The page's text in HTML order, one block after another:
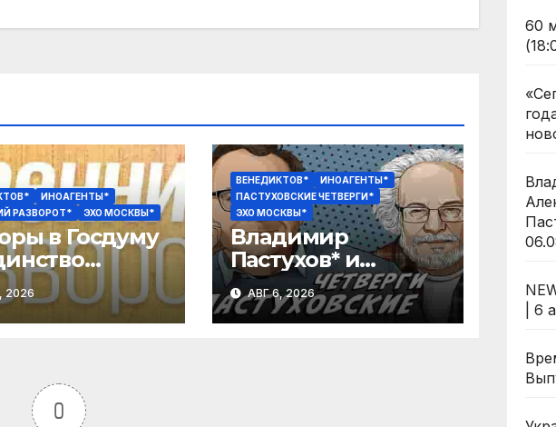
ИНОАГЕНТЫ*
РАЗВОРОТ*
ЭХО МОСКВЫ*
в Госдуму
Как
в
2026
ВЕНЕДИКТОВ*
ИНОАГЕНТЫ*
ПАСТУХОВСКИЕ ЧЕТВЕРГИ*
ЭХО МОСКВЫ*
Владимир
Пастухов* и
Алексей
Венедиктов*.
Пастуховские
АВГ 6, 2026
0
60
| 6